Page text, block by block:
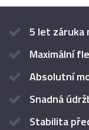
5 let záruka
Maximální
Absolutní
Snadná
Stabilita